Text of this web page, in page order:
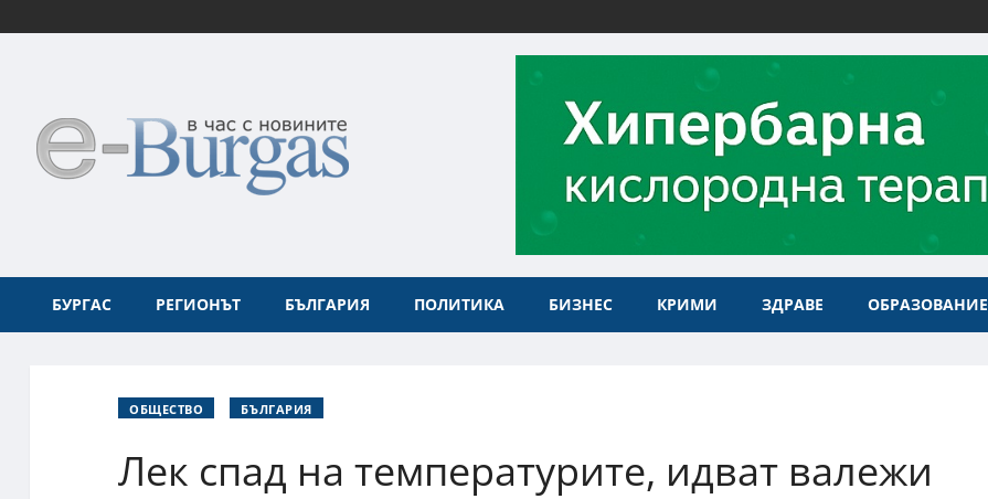
БУРГАС РЕГИОНЪТ БЪЛГАРИЯ ПОЛИТИКА БИЗНЕС КРИМИ ЗДРАВЕ ОБРАЗОВАНИЕ
ОБЩЕСТВО БЪЛГАРИЯ
Лек спад на температурите, идват валежи